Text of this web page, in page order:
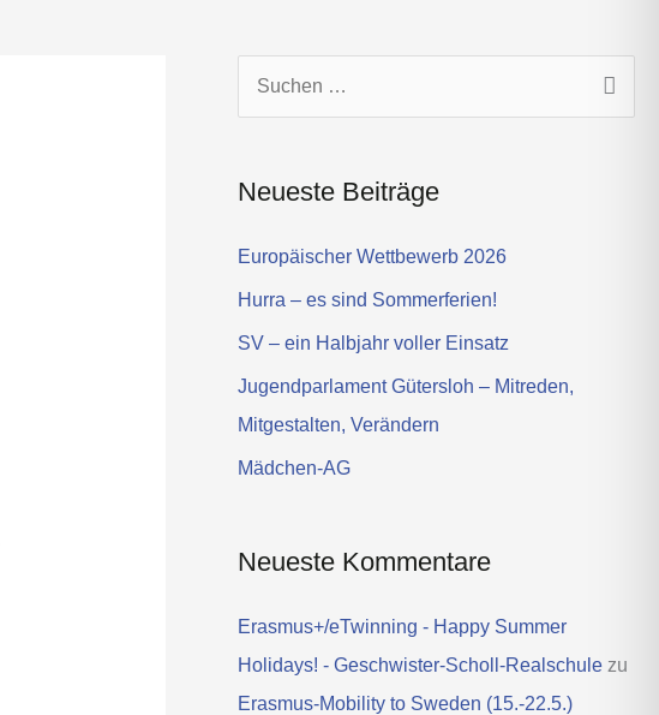
a
g
r
e
:
Neueste Beiträge
Europäischer Wettbewerb 2026
Hurra – es sind Sommerferien!
SV – ein Halbjahr voller Einsatz
Jugendparlament Gütersloh – Mitreden,
Mitgestalten, Verändern
Mädchen-AG
Neueste Kommentare
Erasmus+/eTwinning - Happy Summer
Holidays! - Geschwister-Scholl-Realschulezu
Erasmus-Mobility to Sweden (15.-22.5.)